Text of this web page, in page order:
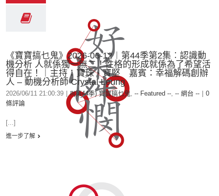
《寶寶搞乜鬼》2026-06-12︱第44季第2集︰認識動
機分析 人就係獨一無二！性格的形成就係為了希望活
得自在！︱主持：寶珠、寶堅 嘉賓：幸福解碼創辦
人 – 動機分析師 Crystal Leung
2026/06/11 21:00:39 #(第44季) 寶寶搞乜鬼, -- Featured --, -- 網台 --
0
條評論
[...]
進一步了解